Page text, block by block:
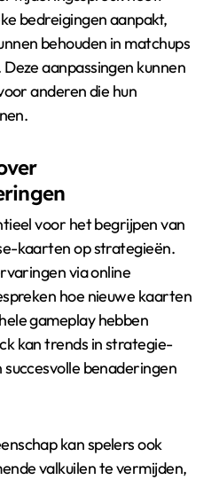
bedreigingen aanpakt,
behouden in matchups
aanpassingen kunnen
anderen die hun
voor het begrijpen van
kaarten op strategieën.
via online
hoe nieuwe kaarten
gameplay hebben
kan trends in strategie-
benaderingen
kan spelers ook
valkuilen te vermijden,